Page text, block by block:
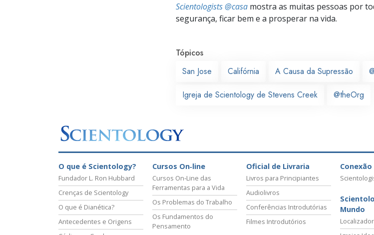
Scientologists @casa mostra as muitas pessoas por
segurança, ficar bem e a prosperar na vida.
Tópicos
San Jose
Califórnia A Causa da Supressão
Igreja de Scientology de Stevens Creek @theOrg
O que é Scientology?
Fundador L. Ron Hubbard
Crenças de Scientology
O que é Dianética?
Antecedentes e Origens
Cursos On‑line
Cursos On‑Line das
Ferramentas para a Vida
Os Problemas do Trabalho
Os Fundamentos do
Pensamento
Oficial de Livraria
Livros para Principiantes
Audiolivros
Conferências Introdutórias
Filmes Introdutórios
Conexão
Mundo